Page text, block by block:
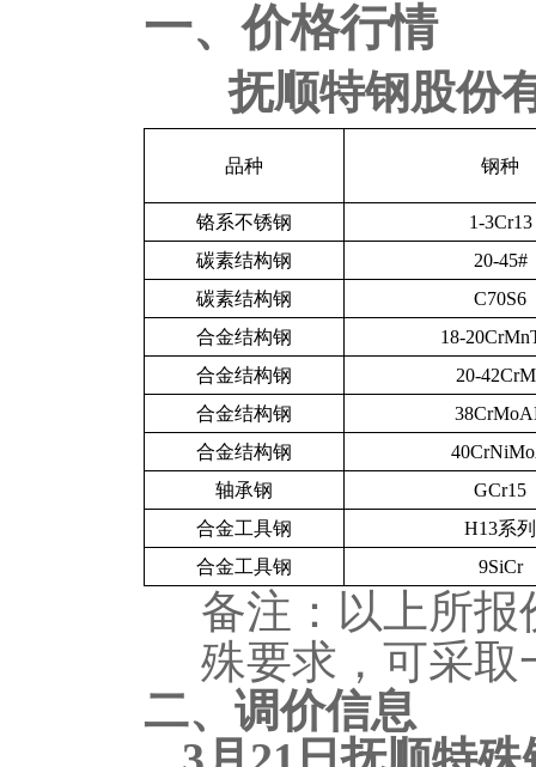
一、价格行情
抚顺特钢股份
品种 钢种
铬系不锈钢
1-3Cr13
碳素结构钢
20-45#
碳素结构钢
C70S6
合金结构钢
18-
合金结构钢
20-
合金结构钢
合金结构钢
轴承钢
GCr15
合金工具钢
H13系列
合金工具钢
9SiCr
备注：以上所
殊要求，可采
二、调价信息